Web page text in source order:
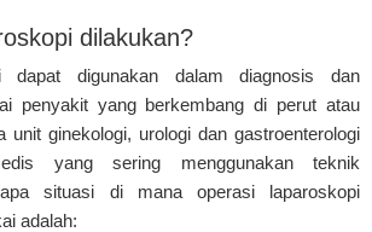
dilakukan?
dapat digunakan dalam diagnosis dan
penyakit yang berkembang di perut atau
unit ginekologi, urologi dan gastroenterologi
yang sering menggunakan teknik
situasi di mana operasi laparoskopi
adalah: